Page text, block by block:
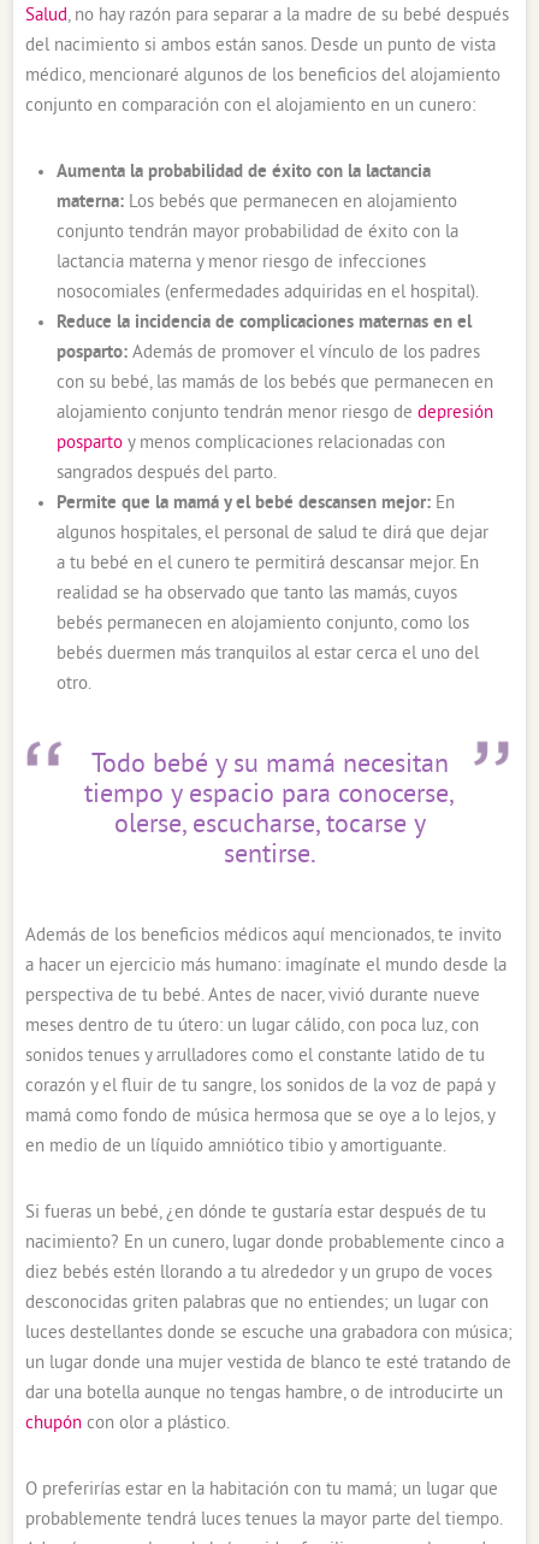
Salud, no hay razón para separar a la madre de su bebé después
del nacimiento si ambos están sanos. Desde un punto de vista
médico, mencionaré algunos de los beneficios del alojamiento
conjunto en comparación con el alojamiento en un cunero:
Aumenta la probabilidad de éxito con la lactancia
materna: Los bebés que permanecen en alojamiento
conjunto tendrán mayor probabilidad de éxito con la
lactancia materna y menor riesgo de infecciones
nosocomiales (enfermedades adquiridas en el hospital).
Reduce la incidencia de complicaciones maternas en el
posparto: Además de promover el vínculo de los padres
con su bebé, las mamás de los bebés que permanecen en
alojamiento conjunto tendrán menor riesgo dedepresión
posparto y menos complicaciones relacionadas con
sangrados después del parto.
Permite que la mamá y el bebé descansen mejor: En
algunos hospitales, el personal de salud te dirá que dejar
a tu bebé en el cunero te permitirá descansar mejor. En
realidad se ha observado que tanto las mamás, cuyos
bebés permanecen en alojamiento conjunto, como los
bebés duermen más tranquilos al estar cerca el uno del
otro.
Todo bebé y su mamá necesitan
tiempo y espacio para conocerse,
olerse, escucharse, tocarse y
sentirse.
Además de los beneficios médicos aquí mencionados, te invito
a hacer un ejercicio más humano: imagínate el mundo desde la
perspectiva de tu bebé. Antes de nacer, vivió durante nueve
meses dentro de tu útero: un lugar cálido, con poca luz, con
sonidos tenues y arrulladores como el constante latido de tu
corazón y el fluir de tu sangre, los sonidos de la voz de papá y
mamá como fondo de música hermosa que se oye a lo lejos, y
en medio de un líquido amniótico tibio y amortiguante.
Si fueras un bebé, ¿en dónde te gustaría estar después de tu
nacimiento? En un cunero, lugar donde probablemente cinco a
diez bebés estén llorando a tu alrededor y un grupo de voces
desconocidas griten palabras que no entiendes; un lugar con
luces destellantes donde se escuche una grabadora con música;
un lugar donde una mujer vestida de blanco te esté tratando de
dar una botella aunque no tengas hambre, o de introducirte un
chupón con olor a plástico.
O preferirías estar en la habitación con tu mamá; un lugar que
probablemente tendrá luces tenues la mayor parte del tiempo.